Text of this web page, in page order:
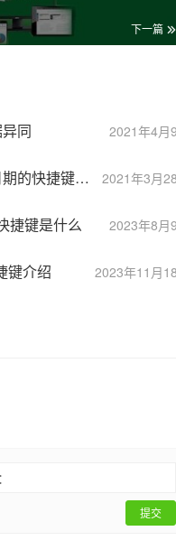
下一篇
2021年4月
同
2021年3月
excel中输入当前系统日期的快捷键是什么
2023年8月
捷键是什么
2023年11月
键介绍
提交